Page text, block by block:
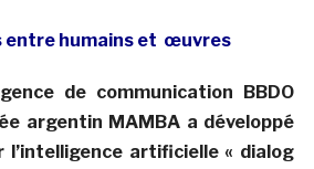
entre humains et œuvres
de communication BBDO
argentin MAMBA a développé
l’intelligence artificielle « dialog